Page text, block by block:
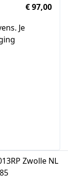
€ 97,00
Je
Zwolle NL